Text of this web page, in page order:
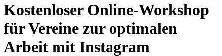
Kostenloser Online-Workshop
für Vereine zur optimalen
Arbeit mit Instagram